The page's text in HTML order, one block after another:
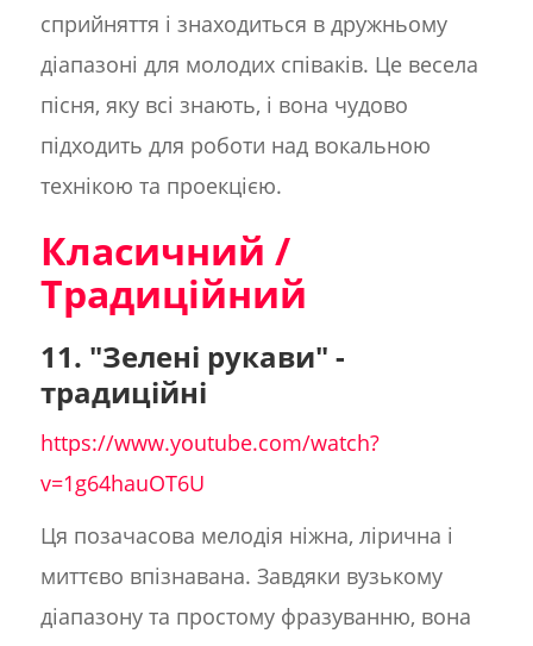
сприйняття і знаходиться в дружньому
діапазоні для молодих співаків. Це весела
пісня, яку всі знають, і вона чудово
підходить для роботи над вокальною
технікою та проекцією.
Класичний /
Традиційний
11. "Зелені рукави" -
традиційні
https://www.youtube.com/watch?
v=1g64hauOT6U
Ця позачасова мелодія ніжна, лірична і
миттєво впізнавана. Завдяки вузькому
діапазону та простому фразуванню, вона